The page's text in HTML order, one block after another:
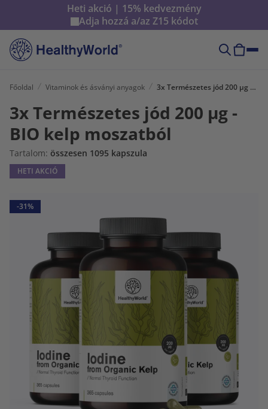
Heti akció | 15% kedvezmény
Adja hozzá a/az Z15 kódot
Főoldal Vitaminok és ásványi anyagok 3x Természetes jód 200 µg - BIO kelp moszatból
3x Természetes jód 200 µg -
BIO kelp moszatból
Tartalom: összesen 1095 kapszula
HETI AKCIÓ
-31%